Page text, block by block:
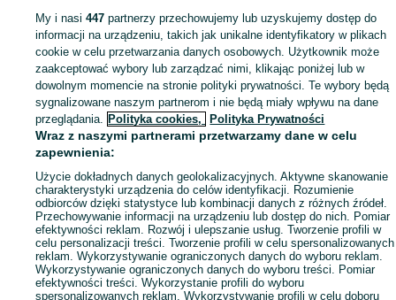
Popularne wyszukiwania
My i nasi447 partnerzy przechowujemy lub uzyskujemy dostęp do
informacji na urządzeniu, takich jak unikalne identyfikatory w plikach
cookie w celu przetwarzania danych osobowych. Użytkownik może
zaakceptować wybory lub zarządzać nimi, klikając poniżej lub w
dowolnym momencie na stronie polityki prywatności. Te wybory będą
sygnalizowane naszym partnerom i nie będą miały wpływu na dane
przeglądania. Polityka cookies, Polityka Prywatności
Wraz z naszymi partnerami przetwarzamy dane w celu
zapewnienia:
Użycie dokładnych danych geolokalizacyjnych. Aktywne skanowanie
charakterystyki urządzenia do celów identyfikacji. Rozumienie
odbiorców dzięki statystyce lub kombinacji danych z różnych źródeł.
Przechowywanie informacji na urządzeniu lub dostęp do nich. Pomiar
efektywności reklam. Rozwój i ulepszanie usług. Tworzenie profili w
celu personalizacji treści. Tworzenie profili w celu spersonalizowanych
reklam. Wykorzystywanie ograniczonych danych do wyboru reklam.
Wykorzystywanie ograniczonych danych do wyboru treści. Pomiar
efektywności treści. Wykorzystanie profili do wyboru
spersonalizowanych reklam. Wykorzystywanie profili w celu doboru